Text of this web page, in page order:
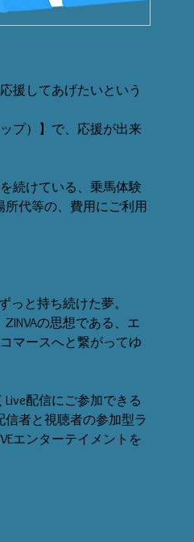
援してあげたいという
プ）】で、応援が出来
続けている、乗馬体験
代等の、費用にご利用
っと持ち続けた夢。
の思想である、エ
マースへと繋がってゆ
配信にご参加できる
者と視聴者の参加型ラ
エンターテイメントを